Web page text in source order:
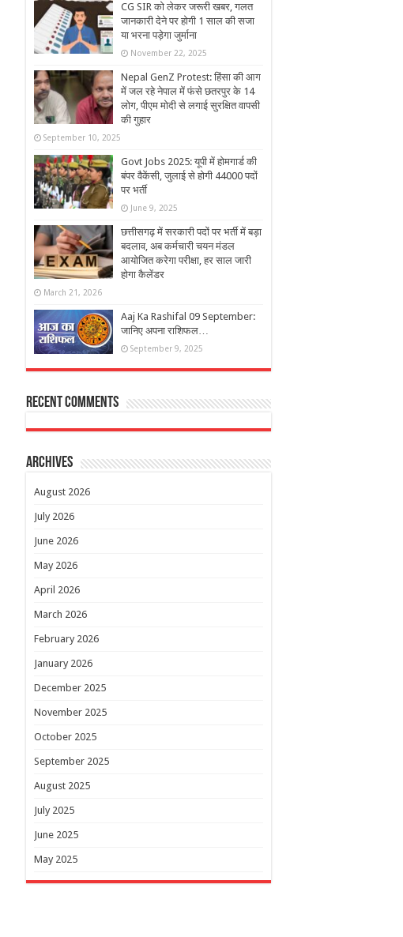
CG SIR को लेकर जरूरी खबर, गलत
जानकारी देने पर होगी 1 साल की सजा
या भरना पड़ेगा जुर्माना
November 22, 2025
Nepal GenZ Protest: हिंसा की आग
में जल रहे नेपाल में फंसे छतरपुर के 14
लोग, पीएम मोदी से लगाई सुरक्षित वापसी
की गुहार
September 10, 2025
Govt Jobs 2025: यूपी में होमगार्ड की
बंपर वैकेंसी, जुलाई से होगी 44000 पदों
पर भर्ती
June 9, 2025
छत्तीसगढ़ में सरकारी पदों पर भर्ती में बड़ा
बदलाव, अब कर्मचारी चयन मंडल
आयोजित करेगा परीक्षा, हर साल जारी
होगा कैलेंडर
March 21, 2026
Aaj Ka Rashifal 09 September:
जानिए अपना राशिफल…
September 9, 2025
Recent Comments
Archives
August 2026
July 2026
June 2026
May 2026
April 2026
March 2026
February 2026
January 2026
December 2025
November 2025
October 2025
September 2025
August 2025
July 2025
June 2025
May 2025